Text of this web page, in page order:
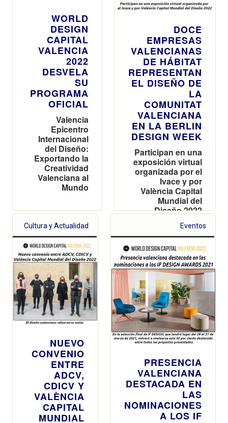
WORLD
DESIGN
CAPITAL
VALENCIA
2022
DESVELA
SU
PROGRAMA
OFICIAL
Valencia
Epicentro
Internacional
del Diseño:
Exportando la
Creatividad
Valenciana al
Mundo
DOCE
EMPRESAS
VALENCIANAS
DE HÁBITAT
REPRESENTAN
EL DISEÑO DE
LA
COMUNITAT
VALENCIANA
EN LA BERLIN
DESIGN WEEK
Participan en una
exposición virtual
organizada por el
Ivace y por
València Capital
Mundial del
Diseño 2022
Cultura y Actualidad
NUEVO
CONVENIO
ENTRE
ADCV,
CDICV Y
VALÈNCIA
CAPITAL
MUNDIAL
Eventos
PRESENCIA
VALENCIANA
DESTACADA EN
LAS
NOMINACIONES
A LOS IF